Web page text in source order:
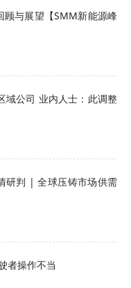
与展望【SMM新能源峰
域公司 业内人士：此调整
研判 | 全球压铸市场供需
者操作不当